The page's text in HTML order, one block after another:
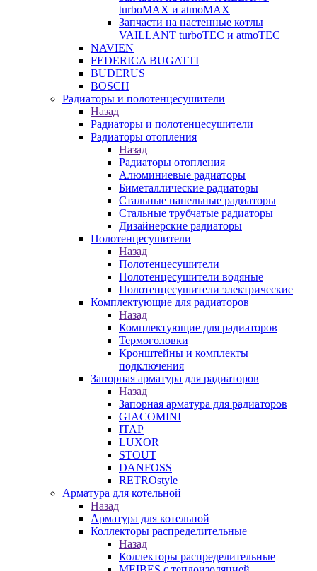
turboMAX и atmoMAX
Запчасти на настенные котлы
VAILLANT turboTEC и atmoTEC
NAVIEN
FEDERICA BUGATTI
BUDERUS
BOSCH
Радиаторы и полотенцесушители
Назад
Радиаторы и полотенцесушители
Радиаторы отопления
Назад
Радиаторы отопления
Алюминиевые радиаторы
Биметаллические радиаторы
Стальные панельные радиаторы
Стальные трубчатые радиаторы
Дизайнерские радиаторы
Полотенцесушители
Назад
Полотенцесушители
Полотенцесушители водяные
Полотенцесушители электрические
Комплектующие для радиаторов
Назад
Комплектующие для радиаторов
Термоголовки
Кронштейны и комплекты
подключения
Запорная арматура для радиаторов
Назад
Запорная арматура для радиаторов
GIACOMINI
ITAP
LUXOR
STOUT
DANFOSS
RETROstyle
Арматура для котельной
Назад
Арматура для котельной
Коллекторы распределительные
Назад
Коллекторы распределительные